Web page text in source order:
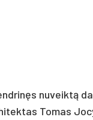
nu­veik­tą
To­mas